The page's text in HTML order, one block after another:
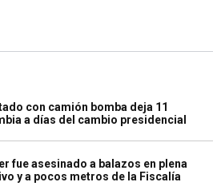
con camión bomba deja 11
a días del cambio presidencial
fue asesinado a balazos en plena
y a pocos metros de la Fiscalía